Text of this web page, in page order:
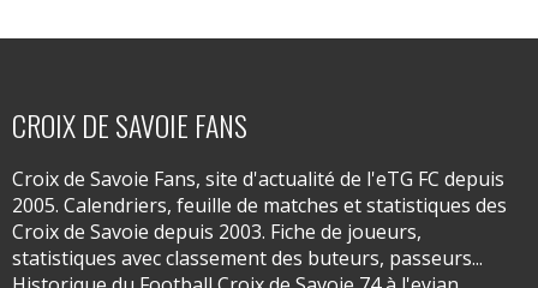
CROIX DE SAVOIE FANS
Croix de Savoie Fans, site d'actualité de l'eTG FC depuis
2005. Calendriers, feuille de matches et statistiques des
Croix de Savoie depuis 2003. Fiche de joueurs,
statistiques avec classement des buteurs, passeurs...